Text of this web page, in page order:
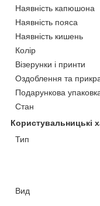
Наявність капюшона
Наявність пояса
Наявність кишень
Колір
Візерунки і принти
Оздоблення та
Подарункова
Стан
Користувальницькі
Тип
Вид